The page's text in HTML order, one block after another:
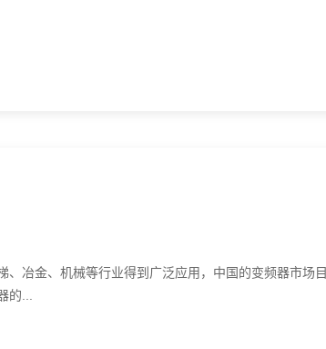
冶金、机械等行业得到广泛应用，中国的变频器市场
...